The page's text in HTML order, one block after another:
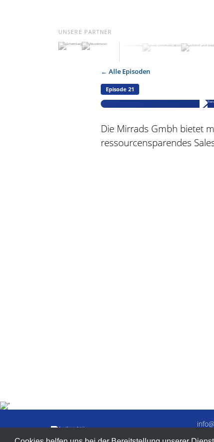
UNSERE PARTNER
← Alle Episoden
Episode 21
Die Mirrads Gmbh bietet
ressourcensparendes
T.